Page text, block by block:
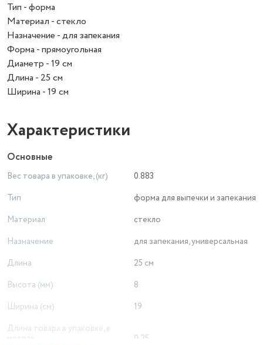
Тип - форма
Материал - стекло
Назначение - для запекания
Форма - прямоугольная
Диаметр - 19 см
Длина - 25 см
Ширина - 19 см
Характеристики
Основные
Вес товара в упаковке, (кг)
0.883
Тип
форма для выпечки и запекания
Материал
стекло
Назначение
для запекания, универсальная
Длина
25 см
Высота (мм)
8
Ширина (см)
19
Длина товара в упаковке, в
0.25